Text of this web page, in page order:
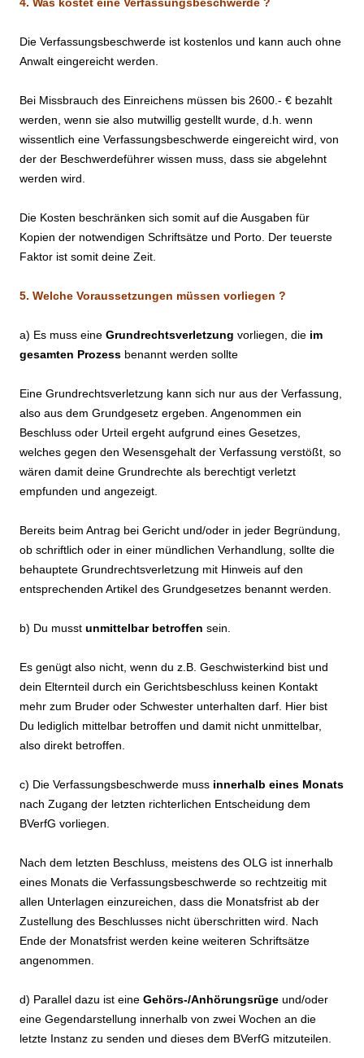
Die Verfassungsbeschwerde ist kostenlos und kann auch ohne
Anwalt eingereicht werden.
Bei Missbrauch des Einreichens müssen bis 2600.- € bezahlt
werden, wenn sie also mutwillig gestellt wurde, d.h. wenn
wissentlich eine Verfassungsbeschwerde eingereicht wird, von
der der Beschwerdeführer wissen muss, dass sie abgelehnt
werden wird.
Die Kosten beschränken sich somit auf die Ausgaben für
Kopien der notwendigen Schriftsätze und Porto. Der teuerste
Faktor ist somit deine Zeit.
5. Welche Voraussetzungen müssen vorliegen ?
a) Es muss eine Grundrechtsverletzung vorliegen, die im
gesamten Prozess benannt werden sollte
Eine Grundrechtsverletzung kann sich nur aus der Verfassung,
also aus dem Grundgesetz ergeben. Angenommen ein
Beschluss oder Urteil ergeht aufgrund eines Gesetzes,
welches gegen den Wesensgehalt der Verfassung verstößt, so
wären damit deine Grundrechte als berechtigt verletzt
empfunden und angezeigt.
Bereits beim Antrag bei Gericht und/oder in jeder Begründung,
ob schriftlich oder in einer mündlichen Verhandlung, sollte die
behauptete Grundrechtsverletzung mit Hinweis auf den
entsprechenden Artikel des Grundgesetzes benannt werden.
b) Du musst unmittelbar betroffen sein.
Es genügt also nicht, wenn du z.B. Geschwisterkind bist und
dein Elternteil durch ein Gerichtsbeschluss keinen Kontakt
mehr zum Bruder oder Schwester unterhalten darf. Hier bist
Du lediglich mittelbar betroffen und damit nicht unmittelbar,
also direkt betroffen.
c) Die Verfassungsbeschwerde muss innerhalb eines Monats
nach Zugang der letzten richterlichen Entscheidung dem
BVerfG vorliegen.
Nach dem letzten Beschluss, meistens des OLG ist innerhalb
eines Monats die Verfassungsbeschwerde so rechtzeitig mit
allen Unterlagen einzureichen, dass die Monatsfrist ab der
Zustellung des Beschlusses nicht überschritten wird. Nach
Ende der Monatsfrist werden keine weiteren Schriftsätze
angenommen.
d) Parallel dazu ist eine Gehörs-/Anhörungsrüge und/oder
eine Gegendarstellung innerhalb von zwei Wochen an die
letzte Instanz zu senden und dieses dem BVerfG mitzuteilen.